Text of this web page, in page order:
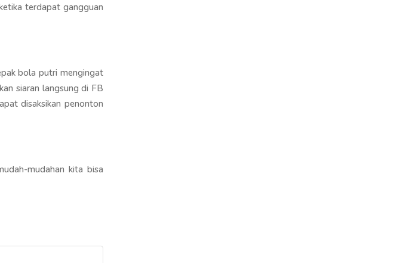
terdapat gangguan
bola putri mengingat
siaran langsung di FB
disaksikan penonton
mudahan kita bisa